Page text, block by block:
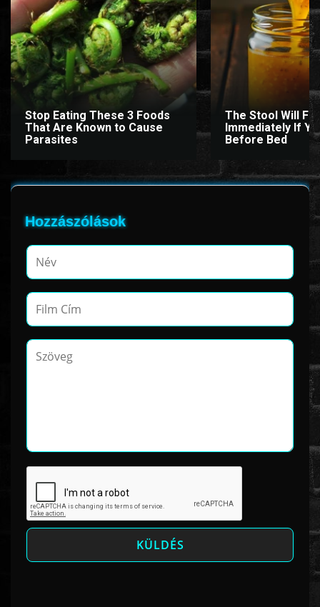
Stop Eating These 3 Foods
That Are Known to Cause
Parasites
The Stool Will Fly
Immediately If
Before Bed
Hozzászólások